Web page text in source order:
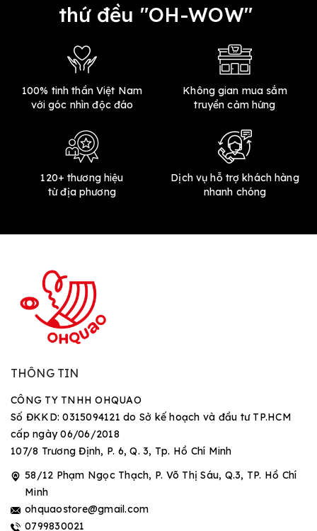
thứ đều "OH-WOW"
100% tinh thần Việt Nam
với góc nhìn độc đáo
Không gian mua sắm
truyền cảm hứng
120+ thương hiệu
từ địa phương
Dịch vụ hỗ trợ khách hàng
nhanh chóng
THÔNG TIN
CÔNG TY TNHH OHQUAO
Số ĐKKD: 0315094121 do Sở kế hoạch và đầu tư TP.HCM
cấp ngày 06/06/2018
107/8 Trương Định, P. 6, Q. 3, Tp. Hồ Chí Minh
58/12 Phạm Ngọc Thạch, P. Võ Thị Sáu, Q.3, TP. Hồ Chí
Minh
ohquaostore@gmail.com
0799830021